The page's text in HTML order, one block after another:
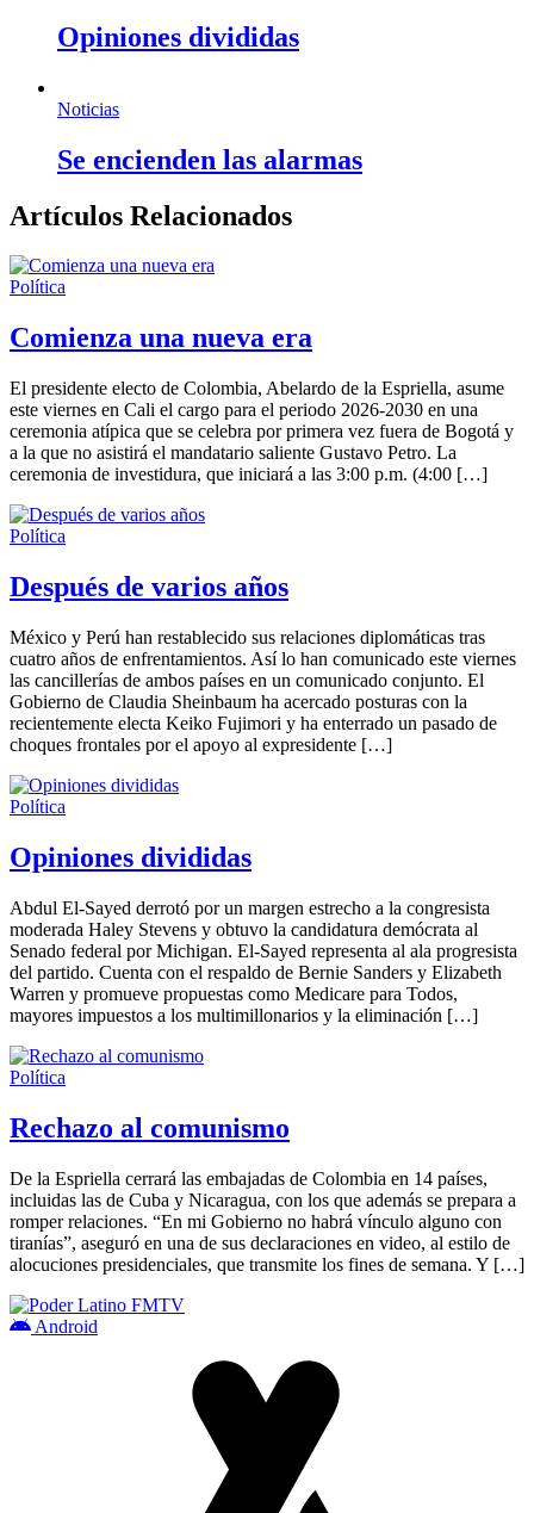
Opiniones divididas
Noticias
Se encienden las alarmas
Artículos Relacionados
Política
Comienza una nueva era
El presidente electo de Colombia, Abelardo de la Espriella, asume
este viernes en Cali el cargo para el periodo 2026-2030 en una
ceremonia atípica que se celebra por primera vez fuera de Bogotá y
a la que no asistirá el mandatario saliente Gustavo Petro. La
ceremonia de investidura, que iniciará a las 3:00 p.m. (4:00 […]
Política
Después de varios años
México y Perú han restablecido sus relaciones diplomáticas tras
cuatro años de enfrentamientos. Así lo han comunicado este viernes
las cancillerías de ambos países en un comunicado conjunto. El
Gobierno de Claudia Sheinbaum ha acercado posturas con la
recientemente electa Keiko Fujimori y ha enterrado un pasado de
choques frontales por el apoyo al expresidente […]
Política
Opiniones divididas
Abdul El-Sayed derrotó por un margen estrecho a la congresista
moderada Haley Stevens y obtuvo la candidatura demócrata al
Senado federal por Michigan. El-Sayed representa al ala progresista
del partido. Cuenta con el respaldo de Bernie Sanders y Elizabeth
Warren y promueve propuestas como Medicare para Todos,
mayores impuestos a los multimillonarios y la eliminación […]
Política
Rechazo al comunismo
De la Espriella cerrará las embajadas de Colombia en 14 países,
incluidas las de Cuba y Nicaragua, con los que además se prepara a
romper relaciones. “En mi Gobierno no habrá vínculo alguno con
tiranías”, aseguró en una de sus declaraciones en video, al estilo de
alocuciones presidenciales, que transmite los fines de semana. Y […]
Android